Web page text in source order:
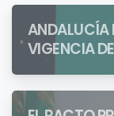
ANDALUCÍA
VIGENCIA
QUIENES
IDENTIDAD